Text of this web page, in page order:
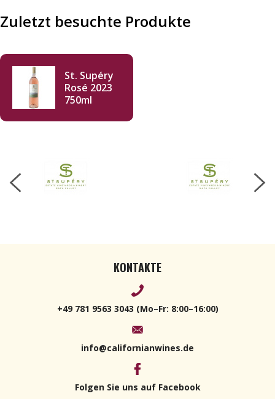
Zuletzt besuchte Produkte
St. Supéry
Rosé 2023
750ml
KONTAKTE
+49 781 9563 3043 (Mo–Fr: 8:00–16:00)
info@californianwines.de
Folgen Sie uns auf Facebook